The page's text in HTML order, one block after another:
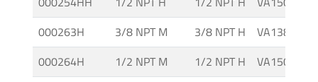
000263H
3/8 NPT M 3/8 NPT H
VA138M A
000264H
1/2 NPT M 1/2 NPT H
VA150M A